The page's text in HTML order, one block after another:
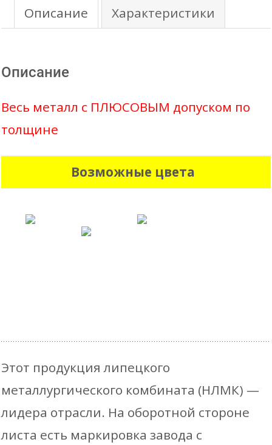
Матовый
полиэстер
НЛМК
Описание Характеристики
Описание
Весь металл с ПЛЮСОВЫМ допуском по
толщине
Возможные цвета
Этот продукция липецкого
металлургического комбината (НЛМК) —
лидера отрасли. На оборотной стороне
листа есть маркировка завода с